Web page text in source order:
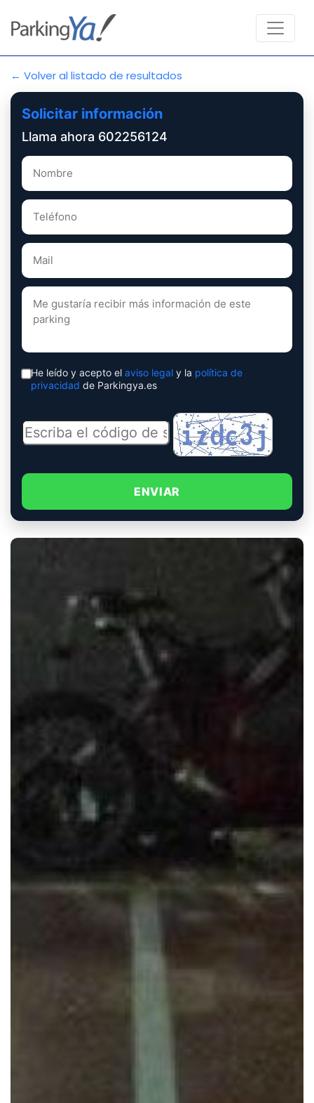
← Volver al listado de resultados
Solicitar información
Llama ahora 602256124
He leído y acepto el aviso legal y la política de
privacidad de Parkingya.es
ENVIAR